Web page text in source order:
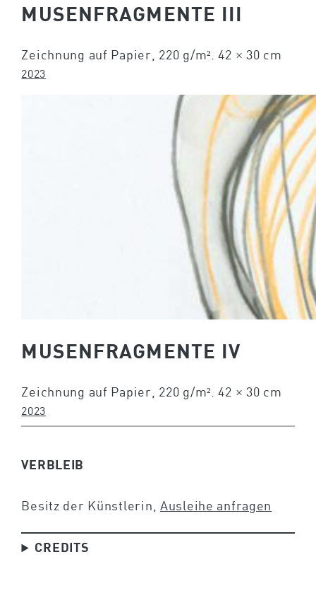
MUSENFRAGMENTE III
Zeichnung auf Papier, 220 g/m². 42 × 30 cm
2023
MUSENFRAGMENTE IV
Zeichnung auf Papier, 220 g/m². 42 × 30 cm
2023
VERBLEIB
Besitz der Künstlerin, Ausleihe anfragen
CREDITS